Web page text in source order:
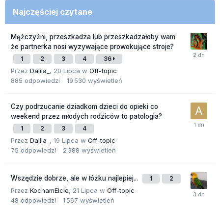
Najczęściej czytane
Mężczyźni, przeszkadza lub przeszkadzałoby wam
że partnerka nosi wyzywające prowokujące stroje?
1 2 3 4 36
Przez Dalila_ , 20 Lipca w Off-topic
885 odpowiedzi 19 530 wyświetleń
Czy podrzucanie dziadkom dzieci do opieki co
weekend przez młodych rodziców to patologia?
1 2 3 4
Przez Dalila_ , 19 Lipca w Off-topic
75 odpowiedzi 2 388 wyświetleń
Wszędzie dobrze, ale w łóżku najlepiej... 1 2
Przez KochamElcie, 21 Lipca w Off-topic
48 odpowiedzi 1 567 wyświetleń